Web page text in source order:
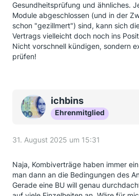
Gesundheitsprüfung und ähnliches.
Module abgeschlossen (und in der
schon "gezillmert") sind, kann sich
Vertrags vielleicht doch noch ins
Nicht vorschnell kündigen, sondern
prüfen!
ichbins
Ehrenmitglied
31. August 2025 um 15:31
Naja, Kombiverträge haben immer
man dann an die Bedingungen des
Gerade eine BU will genau